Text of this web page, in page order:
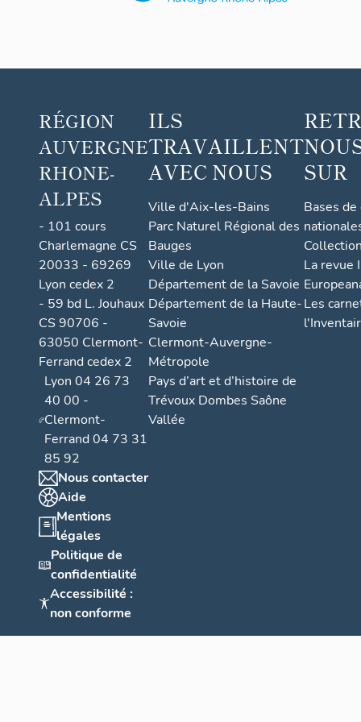
RÉGION
AUVERGNE
RHONE-
ALPES
- 101 cours
Charlemagne CS
20033 - 69269
Lyon cedex 2
- 59 bd L. Jouhaux
CS 90706 -
63050 Clermont-
Ferrand cedex 2
Lyon 04 26 73
40 00 -
Clermont-
Ferrand 04 73 31
85 92
Nous contacter
Aide
Mentions
légales
Politique de
confidentialité
Accessibilité :
non conforme
ILS
TRAVAILLENT
AVEC NOUS
Ville d'Aix-les-Bains
Parc Naturel Régional des
Bauges
Ville de Lyon
Département de la Savoie
Département de la Haute-
Savoie
Clermont-Auvergne-
Métropole
Pays d’art et d’histoire de
Trévoux Dombes Saône
Vallée
SUR
Bases
La revue
Les